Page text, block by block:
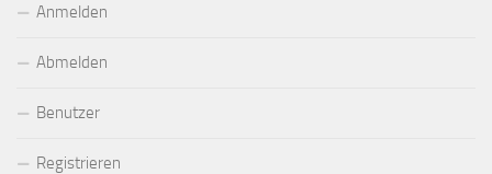
Anmelden
Abmelden
Benutzer
Registrieren